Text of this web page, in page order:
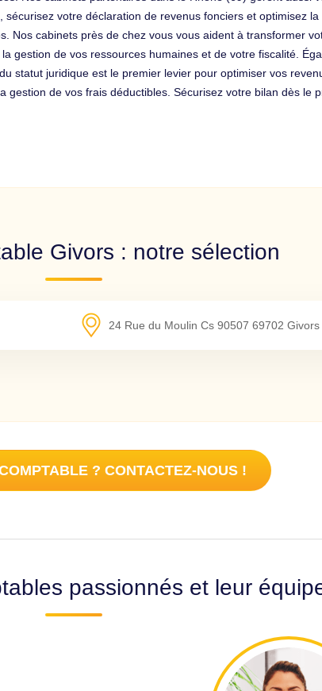
votre déclaration de revenus fonciers et optimisez
Nos cabinets près de chez vous vous aident à transformer
gestion de vos ressources humaines et de votre fiscalité.
statut juridique est le premier levier pour optimiser vos
de vos frais déductibles. Sécurisez votre bilan dès le
Givors : notre sélection
24 Rue du Moulin Cs 90507 69702
? CONTACTEZ-NOUS !
passionnés et leur